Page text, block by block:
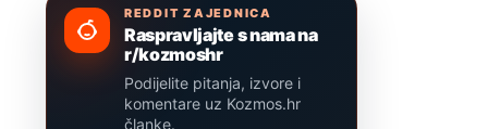
REDDIT ZAJEDNICA
Raspravljajte s nama na
r/kozmoshr
Podijelite pitanja, izvore i
komentare uz Kozmos.hr
članke.